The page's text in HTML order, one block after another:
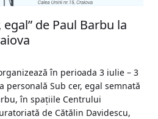
egal” de Paul Barbu la
în perioada 3 iulie – 3
personală Sub cer, egal semnată
în spațiile Centrului
de Cătălin Davidescu,